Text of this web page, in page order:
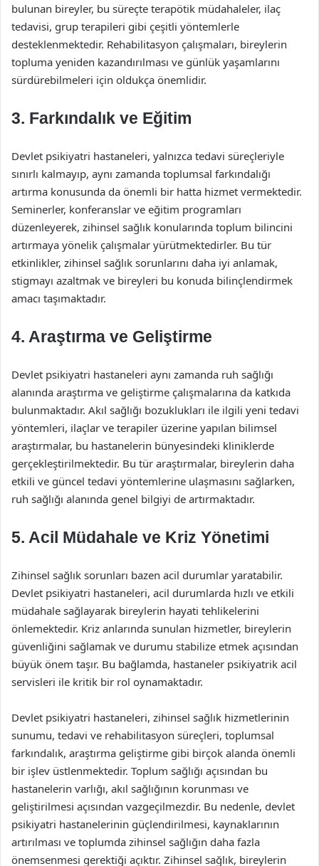
bulunan bireyler, bu süreçte terapötik müdahaleler, ilaç
tedavisi, grup terapileri gibi çeşitli yöntemlerle
desteklenmektedir. Rehabilitasyon çalışmaları, bireylerin
topluma yeniden kazandırılması ve günlük yaşamlarını
sürdürebilmeleri için oldukça önemlidir.
3. Farkındalık ve Eğitim
Devlet psikiyatri hastaneleri, yalnızca tedavi süreçleriyle
sınırlı kalmayıp, aynı zamanda toplumsal farkındalığı
artırma konusunda da önemli bir hatta hizmet vermektedir.
Seminerler, konferanslar ve eğitim programları
düzenleyerek, zihinsel sağlık konularında toplum bilincini
artırmaya yönelik çalışmalar yürütmektedirler. Bu tür
etkinlikler, zihinsel sağlık sorunlarını daha iyi anlamak,
stigmayı azaltmak ve bireyleri bu konuda bilinçlendirmek
amacı taşımaktadır.
4. Araştırma ve Geliştirme
Devlet psikiyatri hastaneleri aynı zamanda ruh sağlığı
alanında araştırma ve geliştirme çalışmalarına da katkıda
bulunmaktadır. Akıl sağlığı bozuklukları ile ilgili yeni tedavi
yöntemleri, ilaçlar ve terapiler üzerine yapılan bilimsel
araştırmalar, bu hastanelerin bünyesindeki kliniklerde
gerçekleştirilmektedir. Bu tür araştırmalar, bireylerin daha
etkili ve güncel tedavi yöntemlerine ulaşmasını sağlarken,
ruh sağlığı alanında genel bilgiyi de artırmaktadır.
5. Acil Müdahale ve Kriz Yönetimi
Zihinsel sağlık sorunları bazen acil durumlar yaratabilir.
Devlet psikiyatri hastaneleri, acil durumlarda hızlı ve etkili
müdahale sağlayarak bireylerin hayati tehlikelerini
önlemektedir. Kriz anlarında sunulan hizmetler, bireylerin
güvenliğini sağlamak ve durumu stabilize etmek açısından
büyük önem taşır. Bu bağlamda, hastaneler psikiyatrik acil
servisleri ile kritik bir rol oynamaktadır.
Devlet psikiyatri hastaneleri, zihinsel sağlık hizmetlerinin
sunumu, tedavi ve rehabilitasyon süreçleri, toplumsal
farkındalık, araştırma geliştirme gibi birçok alanda önemli
bir işlev üstlenmektedir. Toplum sağlığı açısından bu
hastanelerin varlığı, akıl sağlığının korunması ve
geliştirilmesi açısından vazgeçilmezdir. Bu nedenle, devlet
psikiyatri hastanelerinin güçlendirilmesi, kaynaklarının
artırılması ve toplumda zihinsel sağlığın daha fazla
önemsenmesi gerektiği açıktır. Zihinsel sağlık, bireylerin